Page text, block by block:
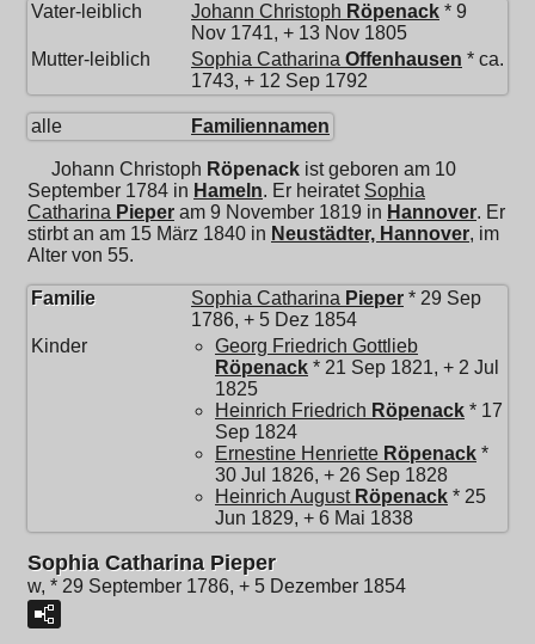
Vater-leiblich Johann Christoph Röpenack * 9
Nov 1741, + 13 Nov 1805
Mutter-leiblich
Sophia Catharina Offenhausen * ca.
1743, + 12 Sep 1792
alle Familiennamen
Johann Christoph Röpenack ist geboren am 10
September 1784 in Hameln. Er heiratet Sophia
Catharina Pieper am 9 November 1819 in Hannover. Er
stirbt an am 15 März 1840 in Neustädter, Hannover, im
Alter von 55.
Familie Sophia Catharina Pieper * 29 Sep
1786, + 5 Dez 1854
Kinder
Georg Friedrich Gottlieb
Röpenack * 21 Sep 1821, + 2 Jul
1825
Heinrich Friedrich Röpenack * 17
Sep 1824
Ernestine Henriette Röpenack *
30 Jul 1826, + 26 Sep 1828
Heinrich August Röpenack * 25
Jun 1829, + 6 Mai 1838
Sophia Catharina Pieper
w, * 29 September 1786, + 5 Dezember 1854